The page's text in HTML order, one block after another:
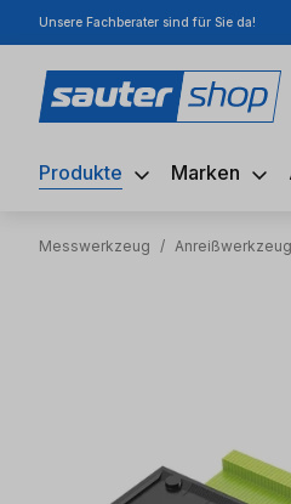
Hauptinhalt springen
Zur Suche springen
Zur Hauptnavigation
Unsere Fachberater sind für Sie da!
Produkte Marken
Messwerkzeug /